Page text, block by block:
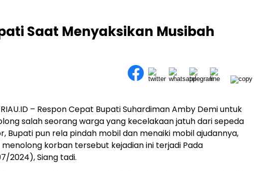
Saat Menyaksikan Musibah
– Respon Cepat Bupati Suhardiman Amby Demi untuk
salah seorang warga yang kecelakaan jatuh dari sepeda
Bupati pun rela pindah mobil dan menaiki mobil ajudannya,
menolong korban tersebut kejadian ini terjadi Pada
2024), Siang tadi.